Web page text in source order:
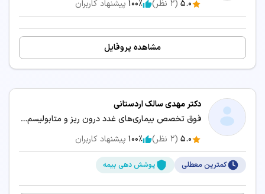
سرویس‌های مرتبط:
5.0
(
2 نظر) 100٪ پیشنهاد کاربران
مشاهده پروفایل
دکتر مهدی سالک اردستانی
فوق تخصص بیماری‌های غدد درون ریز و متابولیسم (اندوکرینولوژی) / فوق تخصص بیماری‌های غدد دورن ریز و متابولیسم کودکان (اندوکرینولوژی کودکان) / متخصص بیماری‌های کودکان و نوزادان
5.0
(
2 نظر) 100٪ پیشنهاد کاربران
کمترین معطلی پوشش دهی بیمه